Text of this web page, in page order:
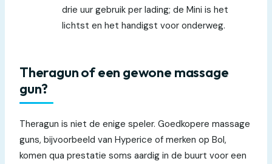
drie uur gebruik per lading; de Mini is het
lichtst en het handigst voor onderweg.
Theragun of een gewone massage
gun?
Theragun is niet de enige speler. Goedkopere massage
guns, bijvoorbeeld van Hyperice of merken op Bol,
komen qua prestatie soms aardig in de buurt voor een